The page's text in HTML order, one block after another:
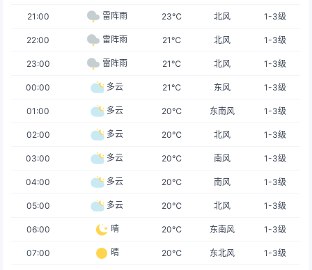
21:00 雷阵雨 23℃ 北风 1-3级
22:00 雷阵雨 21℃ 北风 1-3级
23:00 雷阵雨 21℃ 北风 1-3级
00:00 多云 21℃ 东风 1-3级
01:00 多云 20℃ 东南风 1-3级
02:00 多云 20℃ 北风 1-3级
03:00 多云 20℃ 南风 1-3级
04:00 多云 20℃ 南风 1-3级
05:00 多云 20℃ 北风 1-3级
06:00 晴 20℃ 东南风 1-3级
07:00 晴 20℃ 东北风 1-3级